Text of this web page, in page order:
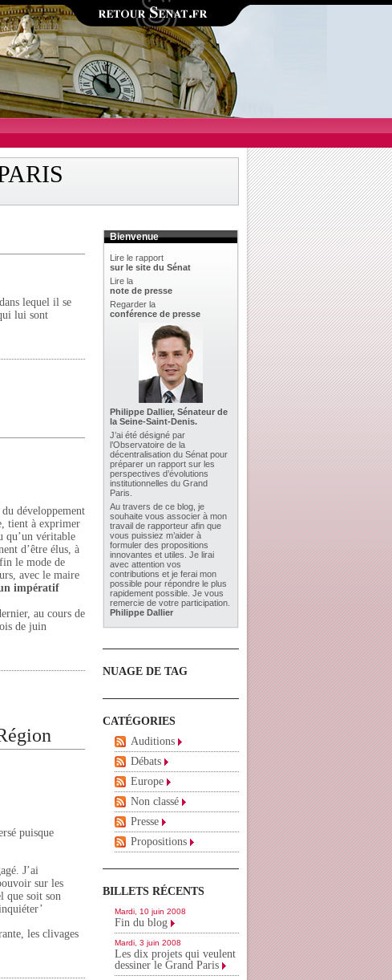
dans lequel il se
lui sont
développement
tient à exprimer
qu’un véritable
d’être élus, à
le mode de
avec le maire
impératif
au cours de
de juin
puisque
J’ai
sur les
que soit son
les clivages
Bienvenue
Lire le rapport
sur le site du Sénat
Lire la
note de presse
Regarder la
conférence de presse
Philippe Dallier, Sénateur de
la Seine-Saint-Denis.
J’ai été désigné par
l’Observatoire de la
décentralisation du Sénat pour
préparer un rapport sur les
perspectives d’évolutions
institutionnelles du Grand
Paris.
Au travers de ce blog, je
souhaite vous associer à mon
travail de rapporteur afin que
vous puissiez m’aider à
formuler des propositions
innovantes et utiles. Je lirai
avec attention vos
contributions et je ferai mon
possible pour répondre le plus
rapidement possible. Je vous
remercie de votre participation.
Philippe Dallier
NUAGE DE TAG
CATÉGORIES
Auditions
Débats
Europe
Non classé
Presse
Propositions
BILLETS RÉCENTS
Mardi, 10 juin 2008
Fin du blog
Mardi, 3 juin 2008
Les dix projets qui veulent
dessiner le Grand Paris